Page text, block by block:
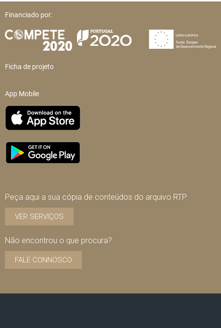
Financiado por:
Ficha de projeto
App Mobile
Peça aqui a sua cópia de conteúdos do arquivo RTP
VER SERVIÇOS
Não encontrou o que procura?
FALE CONNOSCO